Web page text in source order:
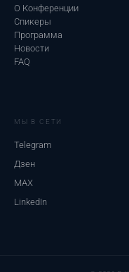
О Конференции
Спикеры
Программа
Новости
FAQ
МЫ В СЕТИ
Telegram
Дзен
MAX
LinkedIn